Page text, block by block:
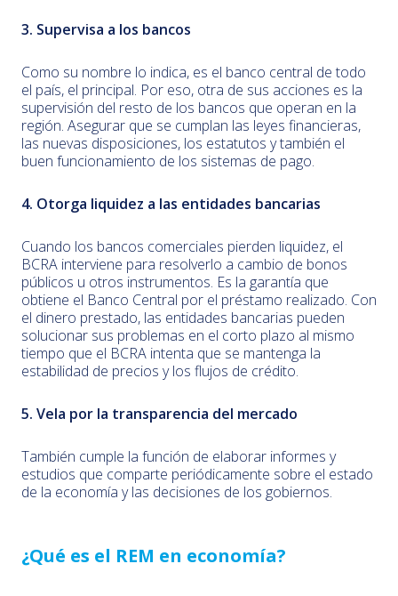
3. Supervisa a los bancos
Como su nombre lo indica, es el banco central de todo
el país, el principal. Por eso, otra de sus acciones es la
supervisión del resto de los bancos que operan en la
región. Asegurar que se cumplan las leyes financieras,
las nuevas disposiciones, los estatutos y también el
buen funcionamiento de los sistemas de pago.
4. Otorga liquidez a las entidades bancarias
Cuando los bancos comerciales pierden liquidez, el
BCRA interviene para resolverlo a cambio de bonos
públicos u otros instrumentos. Es la garantía que
obtiene el Banco Central por el préstamo realizado. Con
el dinero prestado, las entidades bancarias pueden
solucionar sus problemas en el corto plazo al mismo
tiempo que el BCRA intenta que se mantenga la
estabilidad de precios y los flujos de crédito.
5. Vela por la transparencia del mercado
También cumple la función de elaborar informes y
estudios que comparte periódicamente sobre el estado
de la economía y las decisiones de los gobiernos.
¿Qué es el REM en economía?